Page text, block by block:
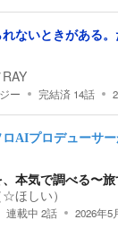
ないときがある
RAY
ー 完結済 14話
AIプロデューサ
本気で調べる〜
ほしい）
連載中 2話 2026年5